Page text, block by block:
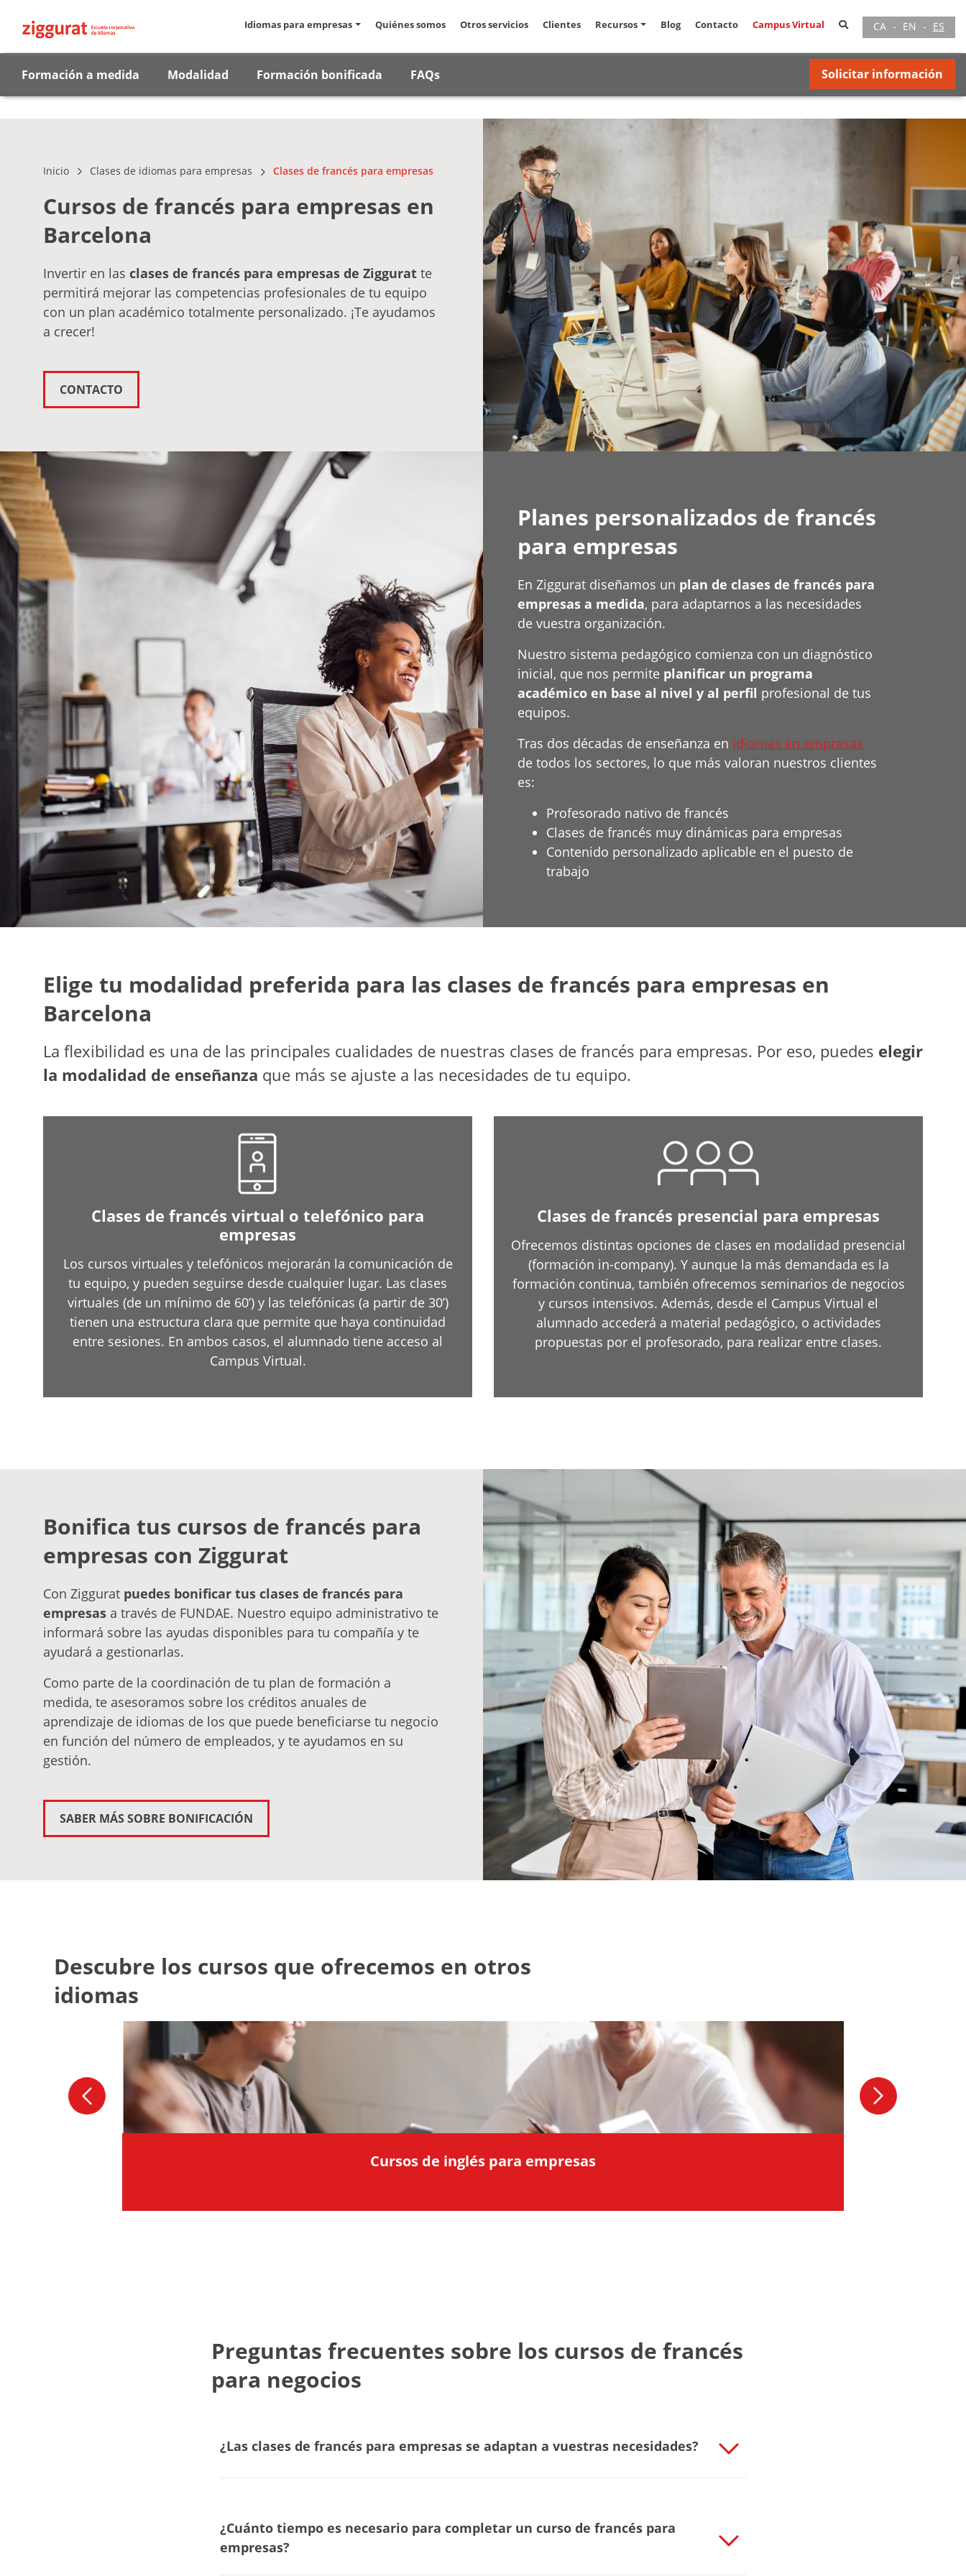
Idiomas para empresas Quiénes somos Otros servicios Clientes Recursos Blog Contacto Campus Virtual CA - EN - ES
Formación a medida Modalidad Formación bonificada FAQs Solicitar información
Inicio Clases de idiomas para empresas Clases de francés para empresas
Cursos de francés para empresas en
Barcelona
Invertir en las clases de francés para empresas de Ziggurat te
permitirá mejorar las competencias profesionales de tu equipo
con un plan académico totalmente personalizado. ¡Te ayudamos
a crecer!
CONTACTO
Planes personalizados de francés
para empresas
En Ziggurat diseñamos un plan de clases de francés para
empresas a medida, para adaptarnos a las necesidades
de vuestra organización.
Nuestro sistema pedagógico comienza con un diagnóstico
inicial, que nos permite planificar un programa
académico en base al nivel y al perfil profesional de tus
equipos.
Tras dos décadas de enseñanza en idiomas en empresas
de todos los sectores, lo que más valoran nuestros clientes
es:
Profesorado nativo de francés
Clases de francés muy dinámicas para empresas
Contenido personalizado aplicable en el puesto de
trabajo
Elige tu modalidad preferida para las clases de francés para empresas en
Barcelona
La flexibilidad es una de las principales cualidades de nuestras clases de francés para empresas. Por eso, puedes elegir
la modalidad de enseñanza que más se ajuste a las necesidades de tu equipo.
Clases de francés virtual o telefónico para
empresas
Los cursos virtuales y telefónicos mejorarán la comunicación de
tu equipo, y pueden seguirse desde cualquier lugar. Las clases
virtuales (de un mínimo de 60’) y las telefónicas (a partir de 30’)
tienen una estructura clara que permite que haya continuidad
entre sesiones. En ambos casos, el alumnado tiene acceso al
Campus Virtual.
Clases de francés presencial para empresas
Ofrecemos distintas opciones de clases en modalidad presencial
(formación in-company). Y aunque la más demandada es la
formación continua, también ofrecemos seminarios de negocios
y cursos intensivos. Además, desde el Campus Virtual el
alumnado accederá a material pedagógico, o actividades
propuestas por el profesorado, para realizar entre clases.
Bonifica tus cursos de francés para
empresas con Ziggurat
Con Ziggurat puedes bonificar tus clases de francés para
empresas a través de FUNDAE. Nuestro equipo administrativo te
informará sobre las ayudas disponibles para tu compañía y te
ayudará a gestionarlas.
Como parte de la coordinación de tu plan de formación a
medida, te asesoramos sobre los créditos anuales de
aprendizaje de idiomas de los que puede beneficiarse tu negocio
en función del número de empleados, y te ayudamos en su
gestión.
SABER MÁS SOBRE BONIFICACIÓN
Descubre los cursos que ofrecemos en otros
idiomas
Cursos de inglés para empresas
Preguntas frecuentes sobre los cursos de francés
para negocios
¿Las clases de francés para empresas se adaptan a vuestras necesidades?
¿Cuánto tiempo es necesario para completar un curso de francés para
empresas?